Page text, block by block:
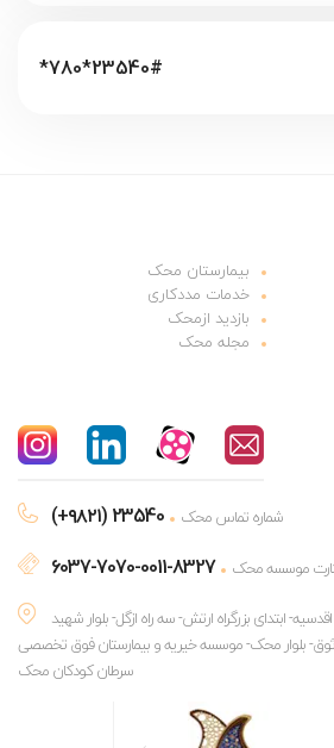
*780*23540#
بیمارستان محک
خدمات مددکاری
بازدید ازمحک
مجله محک
(+۹۸۲۱) 23540 شماره تماس محک
6037-7070-0011-8327
موسسه محک
ابتدای بزرگراه ارتش- سه راه ازگل- بلوار شهید
وثوق- بلوار محک- موسسه خیریه و بیمارستان فوق تخصصی
سرطان کودکان محک